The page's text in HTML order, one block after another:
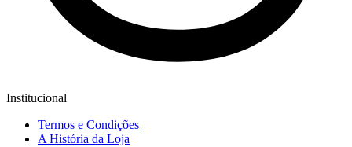
Institucional
Termos e Condições
A História da Loja